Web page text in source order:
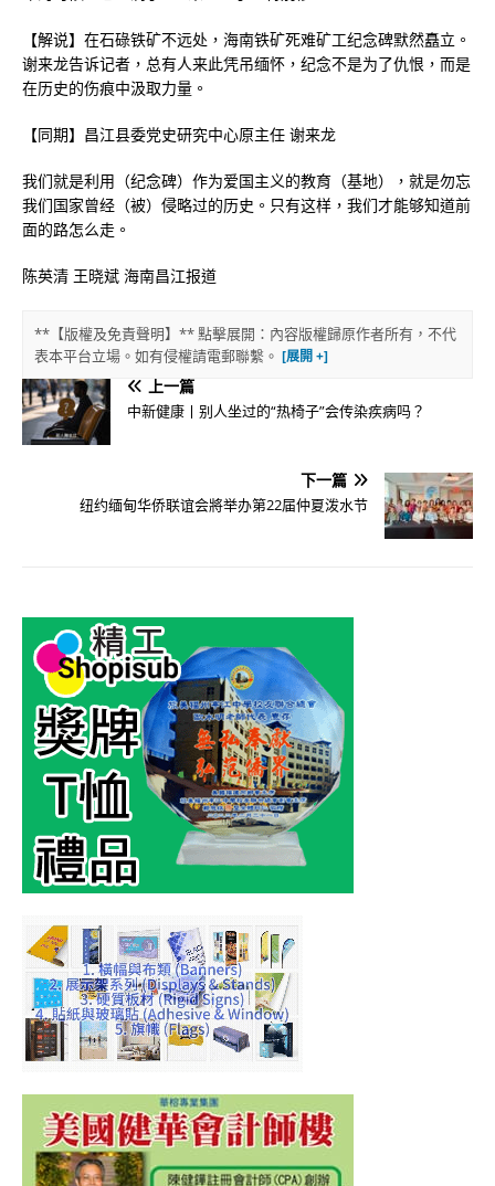
【解说】在石碌铁矿不远处，海南铁矿死难矿工纪念碑默然矗立。
谢来龙告诉记者，总有人来此凭吊缅怀，纪念不是为了仇恨，而是
在历史的伤痕中汲取力量。
【同期】昌江县委党史研究中心原主任 谢来龙
我们就是利用（纪念碑）作为爱国主义的教育（基地），就是勿忘
我们国家曾经（被）侵略过的历史。只有这样，我们才能够知道前
面的路怎么走。
陈英清 王晓斌 海南昌江报道
**【版權及免責聲明】** 點擊展開：內容版權歸原作者所有，不代
表本平台立場。如有侵權請電郵聯繫。
上一篇
中新健康丨别人坐过的“热椅子”会传染疾病吗？
下一篇
纽约缅甸华侨联谊会將举办第22届仲夏泼水节